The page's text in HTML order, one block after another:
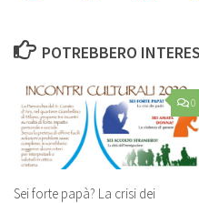
POTREBBERO
0
Sei forte papà? La crisi dei